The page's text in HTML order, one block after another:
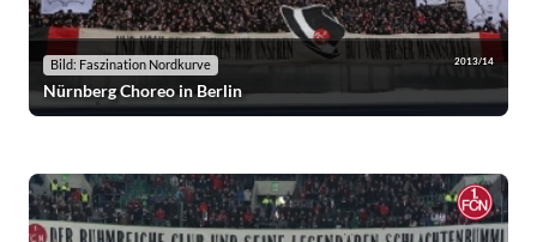
Bild: Faszination Nordkurve 2013/14
Nürnberg Choreo in Berlin